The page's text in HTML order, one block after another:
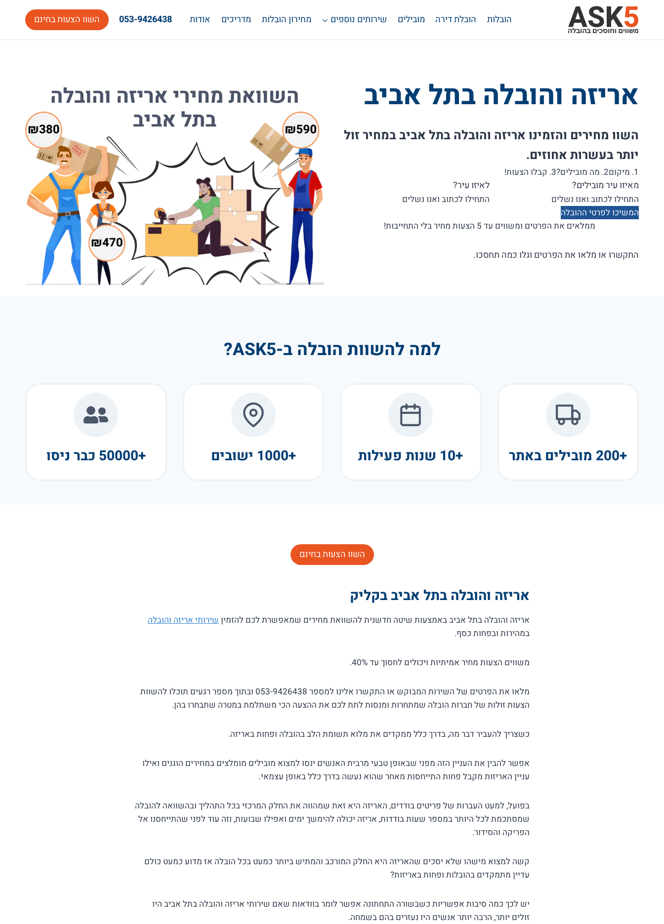
content
הובלות הובלת דירה מובילים שירותים נוספים מחירון הובלות מדריכים אודות 053-9426438 השוו הצעות בחינם
אריזה והובלה בתל אביב
השוו מחירים והזמינו אריזה והובלה בתל אביב במחיר זול
יותר בעשרות אחוזים.
1. מיקום 2. מה מובילים? 3. קבלו הצעות!
מאיזו עיר מובילים? לאיזו עיר?
המשיכו לפרטי ההובלה
ממלאים את הפרטים ומשווים עד 5 הצעות מחיר בלי התחייבות!
התקשרו או מלאו את הפרטים וגלו כמה תחסכו.
למה להשוות הובלה ב-ASK5?
+200 מובילים באתר +10 שנות פעילות +1000 ישובים +50000 כבר ניסו
השוו הצעות בחינם
אריזה והובלה בתל אביב בקליק
אריזה והובלה בתל אביב באמצעות שיטה חדשנית להשוואת מחירים שמאפשרת לכם להזמין שירותי אריזה והובלה
במהירות ובפחות כסף.
משווים הצעות מחיר אמיתיות ויכולים לחסוך עד 40%.
מלאו את הפרטים של השירות המבוקש או התקשרו אלינו למספר 053-9426438 ובתוך מספר רגעים תוכלו להשוות
הצעות זולות של חברות הובלה שמתחרות ומנסות לתת לכם את ההצעה הכי משתלמת במטרה שתבחרו בהן.
כשצריך להעביר דבר מה, בדרך כלל ממקדים את מלוא תשומת הלב בהובלה ופחות באריזה.
אפשר להבין את העניין הזה מפני שבאופן טבעי מרבית האנשים ינסו למצוא מובילים מומלצים במחירים הוגנים ואילו
עניין האריזות מקבל פחות התייחסות מאחר שהוא נעשה בדרך כלל באופן עצמאי.
בפועל, למעט העברות של פריטים בודדים, האריזה היא זאת שמהווה את החלק המרכזי בכל התהליך ובהשוואה להובלה
שמסתכמת לכל היותר במספר שעות בודדות, אריזה יכולה להימשך ימים ואפילו שבועות, וזה עוד לפני שהתייחסנו אל
הפריקה והסידור.
קשה למצוא מישהו שלא יסכים שהאריזה היא החלק המורכב והמתיש ביותר כמעט בכל הובלה אז מדוע כמעט כולם
עדיין מתמקדים בהובלות ופחות באריזות?
יש לכך כמה סיבות אפשריות כשבשורה התחתונה אפשר לומר בוודאות שאם שירותי אריזה והובלה בתל אביב היו
זולים יותר, הרבה יותר אנשים היו נעזרים בהם בשמחה.